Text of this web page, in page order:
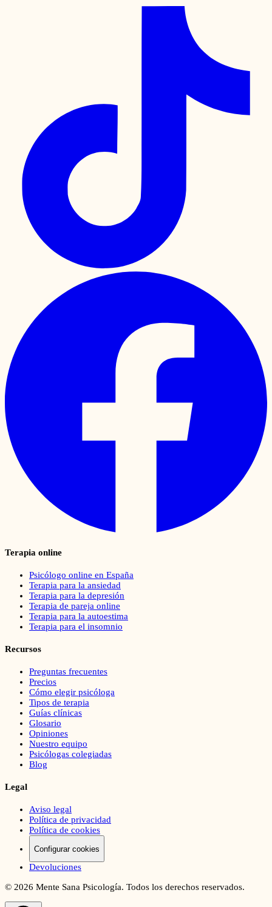
Terapia online
Psicólogo online en España
Terapia para la ansiedad
Terapia para la depresión
Terapia de pareja online
Terapia para la autoestima
Terapia para el insomnio
Recursos
Preguntas frecuentes
Precios
Cómo elegir psicóloga
Tipos de terapia
Guías clínicas
Glosario
Opiniones
Nuestro equipo
Psicólogas colegiadas
Blog
Legal
Aviso legal
Política de privacidad
Política de cookies
Configurar cookies
Devoluciones
© 2026 Mente Sana Psicología. Todos los derechos reservados.